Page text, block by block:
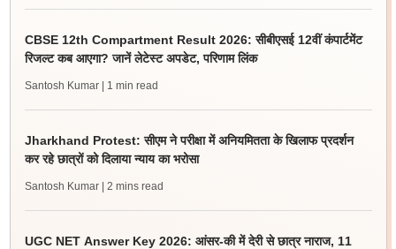
CBSE 12th Compartment Result 2026: सीबीएसई 12वीं कंपार्टमेंट
रिजल्ट कब आएगा? जानें लेटेस्ट अपडेट, परिणाम लिंक
Santosh Kumar | 1 min read
Jharkhand Protest: सीएम ने परीक्षा में अनियमितता के खिलाफ प्रदर्शन
कर रहे छात्रों को दिलाया न्याय का भरोसा
Santosh Kumar | 2 mins read
UGC NET Answer Key 2026: आंसर-की में देरी से छात्र नाराज, 11